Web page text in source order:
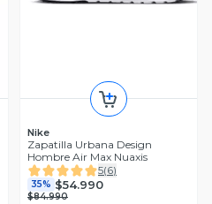
Nike
Zapatilla Urbana Design
Hombre Air Max Nuaxis
5(6)
35% $54.990
$84.990